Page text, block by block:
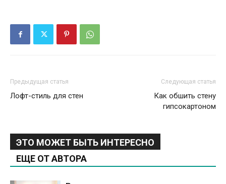
Предыдущая статья
Лофт-стиль для стен
Следующая статья
Как обшить стену
гипсокартоном
ЭТО МОЖЕТ БЫТЬ ИНТЕРЕСНО
ЕЩЕ ОТ АВТОРА